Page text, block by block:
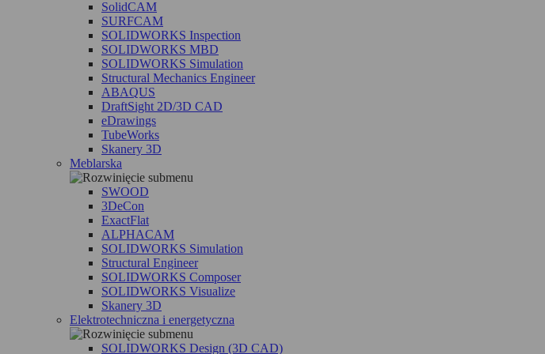
SolidCAM
SURFCAM
SOLIDWORKS Inspection
SOLIDWORKS MBD
SOLIDWORKS Simulation
Structural Mechanics Engineer
ABAQUS
DraftSight 2D/3D CAD
eDrawings
TubeWorks
Skanery 3D
Meblarska
SWOOD
3DeCon
ExactFlat
ALPHACAM
SOLIDWORKS Simulation
Structural Engineer
SOLIDWORKS Composer
SOLIDWORKS Visualize
Skanery 3D
Elektrotechniczna i energetyczna
SOLIDWORKS Design (3D CAD)